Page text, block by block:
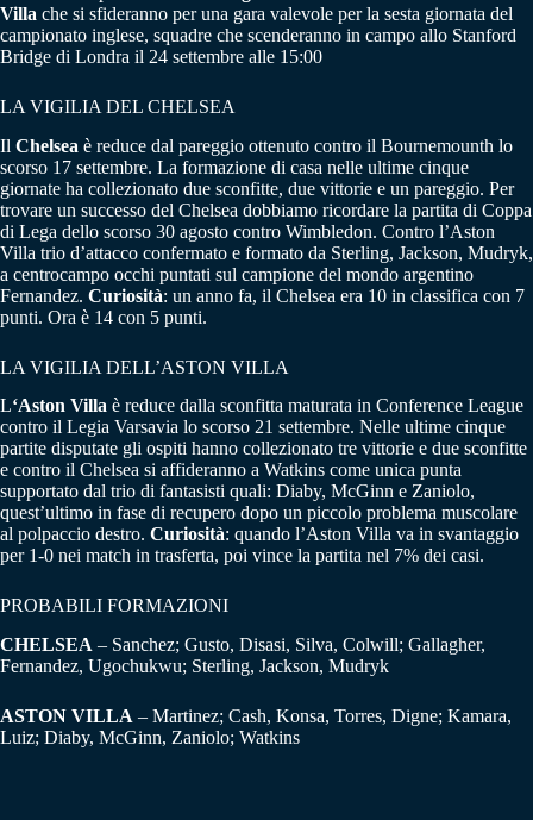
Villa che si sfideranno per una gara valevole per la sesta giornata del
campionato inglese, squadre che scenderanno in campo allo Stanford
Bridge di Londra il 24 settembre alle 15:00
LA VIGILIA DEL CHELSEA
Il Chelsea è reduce dal pareggio ottenuto contro il Bournemounth lo
scorso 17 settembre. La formazione di casa nelle ultime cinque
giornate ha collezionato due sconfitte, due vittorie e un pareggio. Per
trovare un successo del Chelsea dobbiamo ricordare la partita di Coppa
di Lega dello scorso 30 agosto contro Wimbledon. Contro l’Aston
Villa trio d’attacco confermato e formato da Sterling, Jackson, Mudryk,
a centrocampo occhi puntati sul campione del mondo argentino
Fernandez. Curiosità: un anno fa, il Chelsea era 10 in classifica con 7
punti. Ora è 14 con 5 punti.
LA VIGILIA DELL’ASTON VILLA
L‘Aston Villa è reduce dalla sconfitta maturata in Conference League
contro il Legia Varsavia lo scorso 21 settembre. Nelle ultime cinque
partite disputate gli ospiti hanno collezionato tre vittorie e due sconfitte
e contro il Chelsea si affideranno a Watkins come unica punta
supportato dal trio di fantasisti quali: Diaby, McGinn e Zaniolo,
quest’ultimo in fase di recupero dopo un piccolo problema muscolare
al polpaccio destro. Curiosità: quando l’Aston Villa va in svantaggio
per 1-0 nei match in trasferta, poi vince la partita nel 7% dei casi.
PROBABILI FORMAZIONI
CHELSEA – Sanchez; Gusto, Disasi, Silva, Colwill; Gallagher,
Fernandez, Ugochukwu; Sterling, Jackson, Mudryk
ASTON VILLA – Martinez; Cash, Konsa, Torres, Digne; Kamara,
Luiz; Diaby, McGinn, Zaniolo; Watkins